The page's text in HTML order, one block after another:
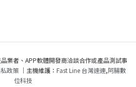
業者、APP軟體開發商洽談合作或產品測試事
政策｜主機維護： Fast Line 台灣速連,阿腸數
位科技